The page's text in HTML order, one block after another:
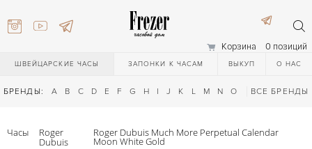
Корзина 0 позиций
ШВЕЙЦАРСКИЕ ЧАСЫ ЗАПОНКИ К ЧАСАМ ВЫКУП О НАС
БРЕНДЫ: A B C D E F G H I J K L M N O Q R S T
ВСЕ БРЕНДЫ
Часы Roger
Dubuis
Roger Dubuis Much More Perpetual Calendar
Moon White Gold